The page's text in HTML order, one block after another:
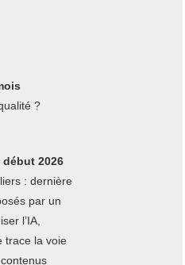
?
2026
: dernière
par un
l’IA,
trace la voie